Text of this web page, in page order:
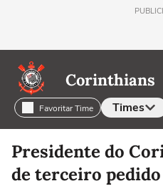
Corinthians
Favoritar Time Times
Selecione o time para ver as
Presidente do
de terceiro